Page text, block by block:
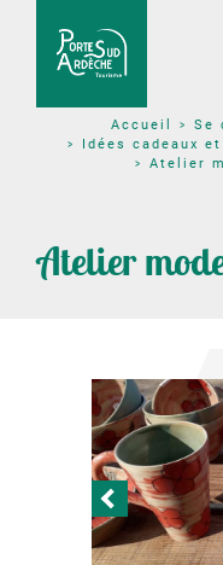
Accueil Se
Idées cadeaux
Atelier
Atelier